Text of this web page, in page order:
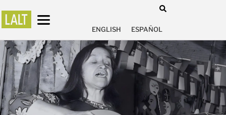
ENGLISH ESPAÑOL